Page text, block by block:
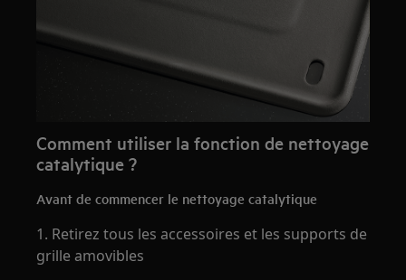
Comment utiliser la fonction de nettoyage
catalytique ?
Avant de commencer le nettoyage catalytique
1. Retirez tous les accessoires et les supports de
grille amovibles